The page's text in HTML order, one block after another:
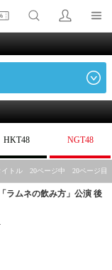
HKT48 NGT48
イトル 20ページ中 20ページ目
ラムネの飲み方」公演 後